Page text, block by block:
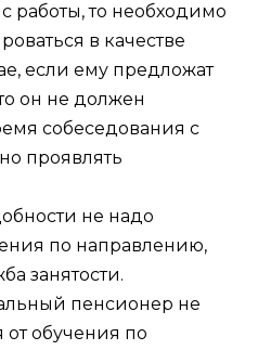
работы, то необходимо
в качестве
если ему предложат
он не должен
собеседования с
проявлять
не надо
по направлению,
занятости.
пенсионер не
от обучения по